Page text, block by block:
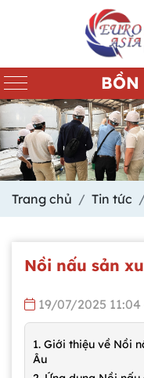
BỒN
Trang chủ Tin tức
Nồi nấu sản
19/07/2025 11:04
1. Giới thiệu về Nồi
Âu